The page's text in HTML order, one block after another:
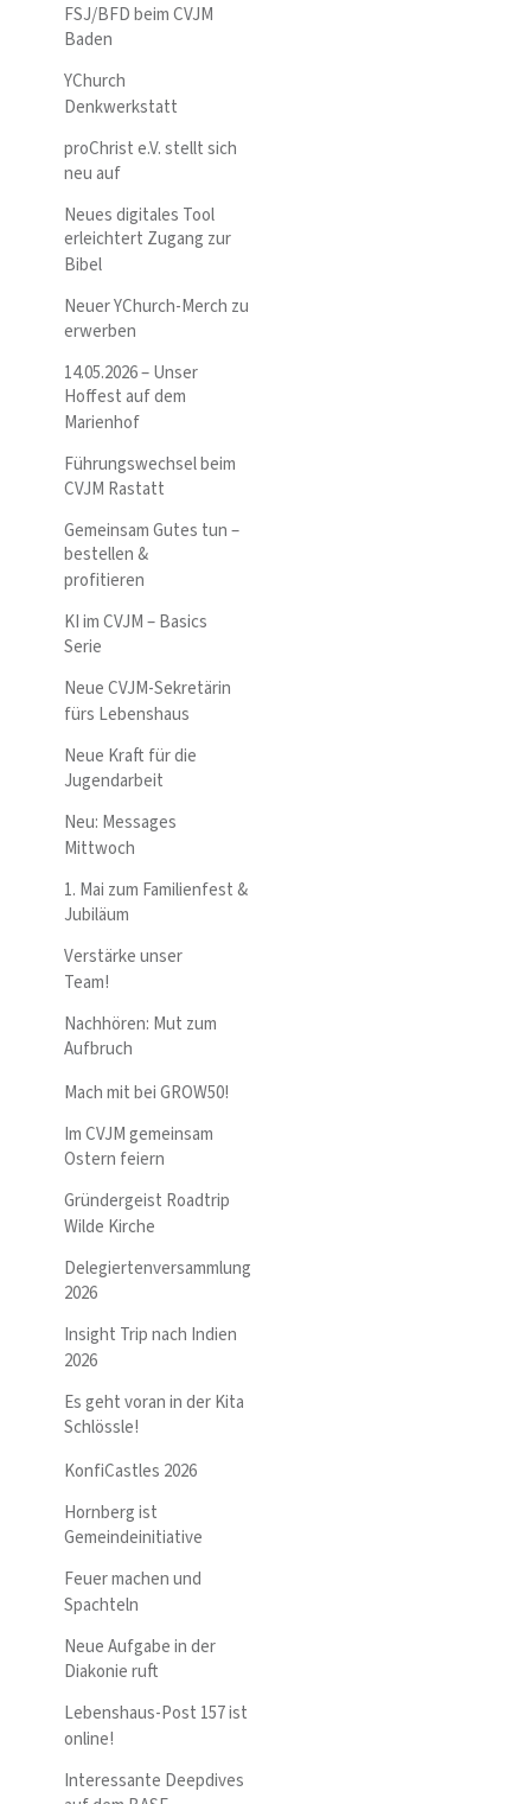
FSJ/BFD beim CVJM
Baden
YChurch
Denkwerkstatt
proChrist e.V. stellt sich
neu auf
Neues digitales Tool
erleichtert Zugang zur
Bibel
Neuer YChurch-Merch zu
erwerben
14.05.2026 – Unser
Hoffest auf dem
Marienhof
Führungswechsel beim
CVJM Rastatt
Gemeinsam Gutes tun –
bestellen &
profitieren
KI im CVJM – Basics
Serie
Neue CVJM-Sekretärin
fürs Lebenshaus
Neue Kraft für die
Jugendarbeit
Neu: Messages
Mittwoch
1. Mai zum Familienfest &
Jubiläum
Verstärke unser
Team!
Nachhören: Mut zum
Aufbruch
Mach mit bei GROW50!
Im CVJM gemeinsam
Ostern feiern
Gründergeist Roadtrip
Wilde Kirche
Delegiertenversammlung
2026
Insight Trip nach Indien
2026
Es geht voran in der Kita
Schlössle!
KonfiCastles 2026
Hornberg ist
Gemeindeinitiative
Feuer machen und
Spachteln
Neue Aufgabe in der
Diakonie ruft
Lebenshaus-Post 157 ist
online!
Interessante Deepdives